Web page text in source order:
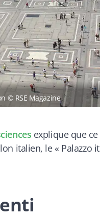
© RSE Magazine
explique que
italien, le « Palazzo